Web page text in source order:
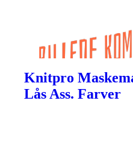
Knitpro
Lås Ass. Farver